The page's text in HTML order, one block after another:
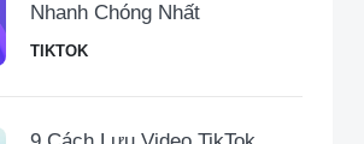
Nhanh Chóng Nhất
TIKTOK